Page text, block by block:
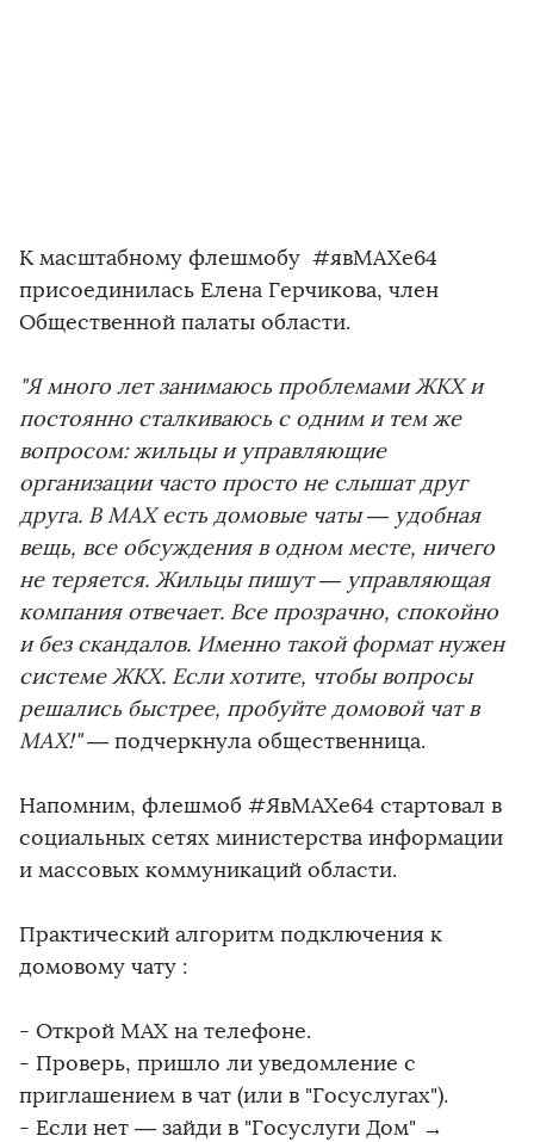
К масштабному флешмобу #явMAXе64
присоединилась Елена Герчикова, член
Общественной палаты области.
"Я много лет занимаюсь проблемами ЖКХ и
постоянно сталкиваюсь с одним и тем же
вопросом: жильцы и управляющие
организации часто просто не слышат друг
друга. В MAX есть домовые чаты — удобная
вещь, все обсуждения в одном месте, ничего
не теряется. Жильцы пишут — управляющая
компания отвечает. Все прозрачно, спокойно
и без скандалов. Именно такой формат нужен
системе ЖКХ. Если хотите, чтобы вопросы
решались быстрее, пробуйте домовой чат в
MAX!"— подчеркнула общественница.
Напомним, флешмоб #ЯвМАХе64 стартовал в
социальных сетях министерства информации
и массовых коммуникаций области.
Практический алгоритм подключения к
домовому чату :
- Открой MАХ на телефоне.
- Проверь, пришло ли уведомление с
приглашением в чат (или в "Госуслугах").
- Если нет — зайди в "Госуслуги Дом" →